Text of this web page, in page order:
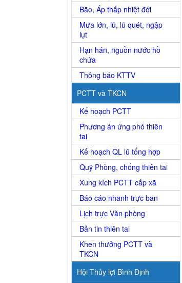
Bão, Áp thấp nhiệt đới
Mưa lớn, lũ, lũ quét, ngập
lụt
Hạn hán, nguồn nước hồ
chứa
Thông báo KTTV
PCTT và TKCN
Kế hoạch PCTT
Phương án ứng phó thiên
tai
Kế hoạch QL lũ tổng hợp
Quỹ Phòng, chống thiên tai
Xung kích PCTT cấp xã
Báo cáo nhanh trực ban
Lịch trực Văn phòng
Bản tin thiên tai
Khen thưởng PCTT và
TKCN
Hội Thủy lợi Bình Định